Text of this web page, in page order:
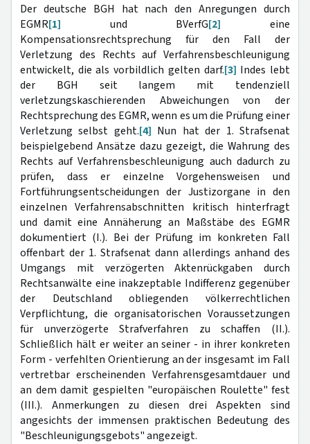
Der deutsche BGH hat nach den Anregungen durch
EGMR[1] und BVerfG[2] eine
Kompensationsrechtsprechung für den Fall der
Verletzung des Rechts auf Verfahrensbeschleunigung
entwickelt, die als vorbildlich gelten darf.[3] Indes lebt
der BGH seit langem mit tendenziell
verletzungskaschierenden Abweichungen von der
Rechtsprechung des EGMR, wenn es um die Prüfung einer
Verletzung selbst geht.[4] Nun hat der 1. Strafsenat
beispielgebend Ansätze dazu gezeigt, die Wahrung des
Rechts auf Verfahrensbeschleunigung auch dadurch zu
prüfen, dass er einzelne Vorgehensweisen und
Fortführungsentscheidungen der Justizorgane in den
einzelnen Verfahrensabschnitten kritisch hinterfragt
und damit eine Annäherung an Maßstäbe des EGMR
dokumentiert (I.). Bei der Prüfung im konkreten Fall
offenbart der 1. Strafsenat dann allerdings anhand des
Umgangs mit verzögerten Aktenrückgaben durch
Rechtsanwälte eine inakzeptable Indifferenz gegenüber
der Deutschland obliegenden völkerrechtlichen
Verpflichtung, die organisatorischen Voraussetzungen
für unverzögerte Strafverfahren zu schaffen (II.).
Schließlich hält er weiter an seiner - in ihrer konkreten
Form - verfehlten Orientierung an der insgesamt im Fall
vertretbar erscheinenden Verfahrensgesamtdauer und
an dem damit gespielten "europäischen Roulette" fest
(III.). Anmerkungen zu diesen drei Aspekten sind
angesichts der immensen praktischen Bedeutung des
"Beschleunigungsgebots" angezeigt.